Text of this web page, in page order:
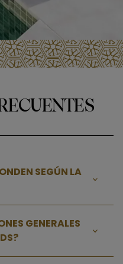
SEGÚN LA
GENERALES